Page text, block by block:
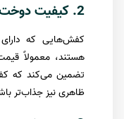
2. کیفیت دوخت و طراحی کفش
کفش‌هایی که
هستند، معمولاً
تضمین می‌کند که
ظاهری نیز جذاب‌تر